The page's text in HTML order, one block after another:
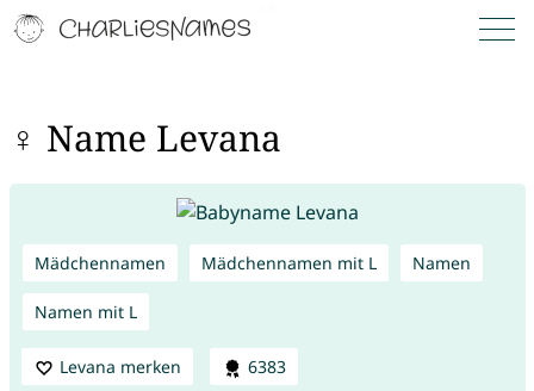
♀ Name Levana
Mädchennamen Mädchennamen mit L Namen
Namen mit L
Levana merken 6383